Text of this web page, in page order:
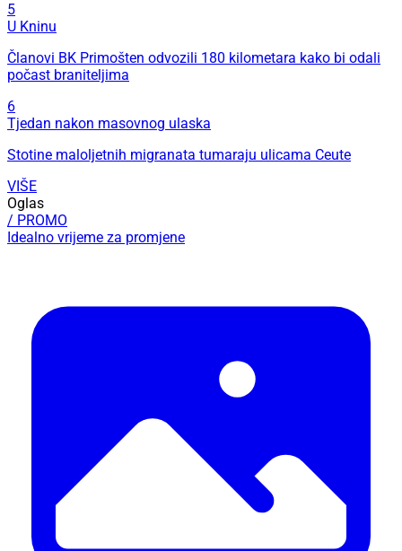
5
U Kninu
Članovi BK Primošten odvozili 180 kilometara kako bi odali
počast braniteljima
6
Tjedan nakon masovnog ulaska
Stotine maloljetnih migranata tumaraju ulicama Ceute
VIŠE
Oglas
/ PROMO
Idealno vrijeme za promjene